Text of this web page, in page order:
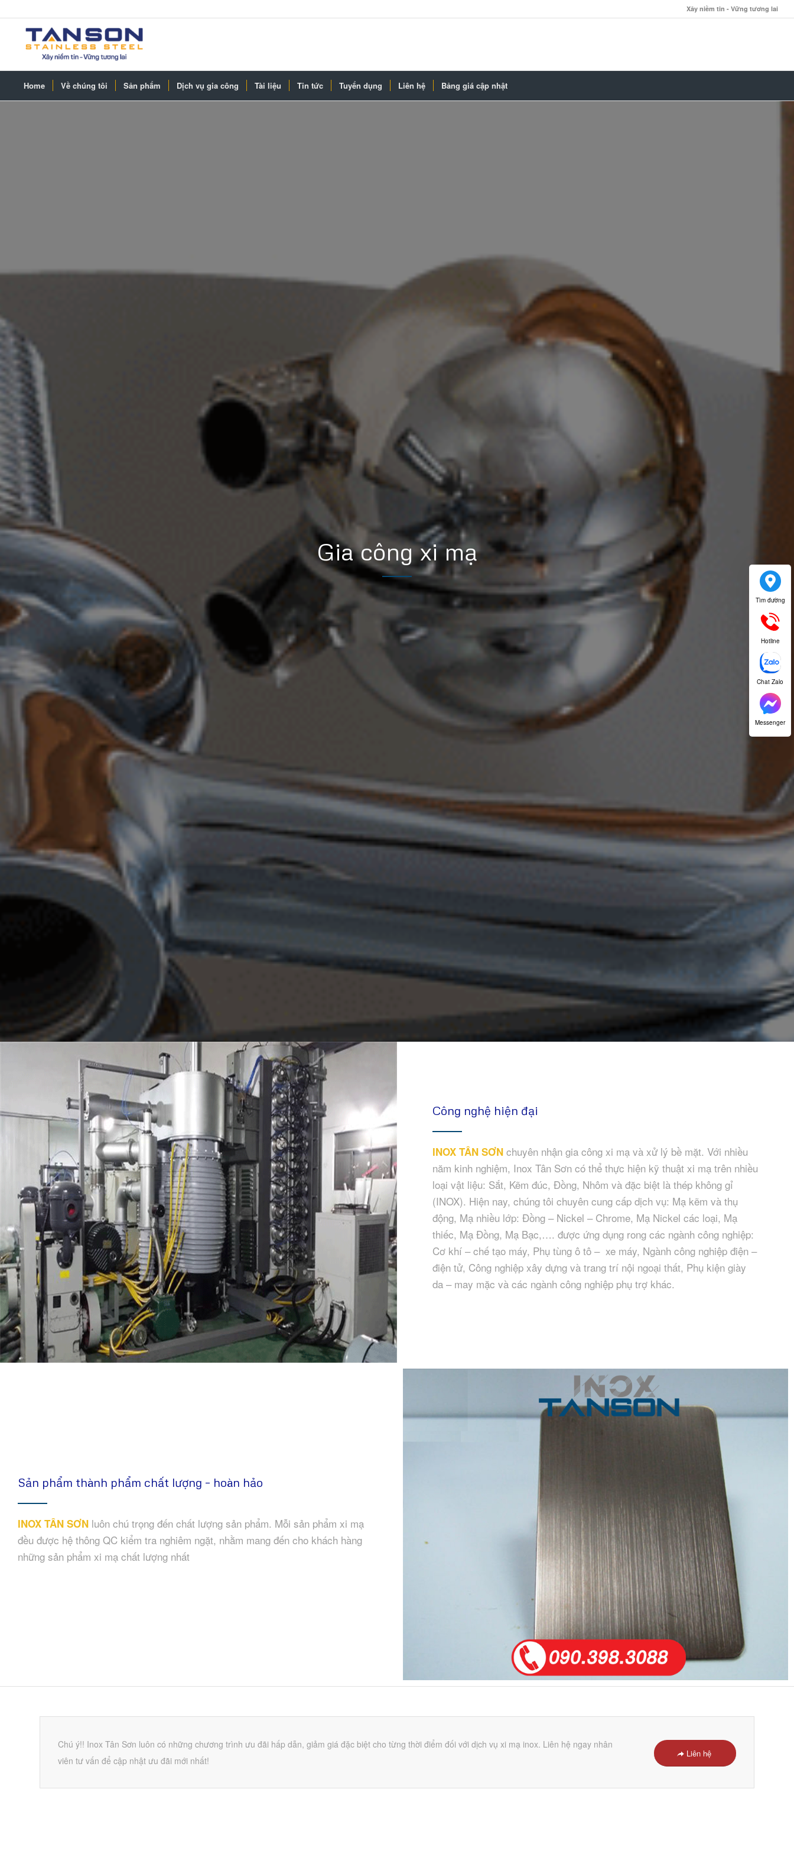
Xây niềm tin - Vững tương lai
Home Về chúng tôi Sản phẩm Dịch vụ gia công Tài liệu Tin tức Tuyển dụng Liên hệ Bảng giá cập nhật
Gia công xi mạ
Công nghệ hiện đại
INOX TÂN SƠN chuyên nhận gia công xi mạ và xử lý bề mặt. Với nhiều
năm kinh nghiệm, Inox Tân Sơn có thể thực hiện kỹ thuật xi mạ trên nhiều
loại vật liệu: Sắt, Kẽm đúc, Đồng, Nhôm và đặc biệt là thép không gỉ
(INOX). Hiện nay, chúng tôi chuyên cung cấp dịch vụ: Mạ kẽm và thụ
động, Mạ nhiều lớp: Đồng – Nickel – Chrome, Mạ Nickel các loại, Mạ
thiếc, Mạ Đồng, Mạ Bạc,…. được ứng dụng rong các ngành công nghiệp:
Cơ khí – chế tạo máy, Phụ tùng ô tô – xe máy, Ngành công nghiệp điện –
điện tử, Công nghiệp xây dựng và trang trí nội ngoại thất, Phụ kiện giày
da – may mặc và các ngành công nghiệp phụ trợ khác.
Sản phẩm thành phẩm chất lượng – hoàn hảo
INOX TÂN SƠN luôn chú trọng đến chất lượng sản phẩm. Mỗi sản phẩm xi mạ
đều được hệ thông QC kiểm tra nghiêm ngặt, nhằm mang đến cho khách hàng
những sản phẩm xi mạ chất lượng nhất
Chú ý!! Inox Tân Sơn luôn có những chương trình ưu đãi hấp dẫn, giảm giá đặc biệt cho từng thời điểm đối với dịch vụ xi mạ inox. Liên hệ ngay nhân
viên tư vấn để cập nhật ưu đãi mới nhất!
Liên hệ
Tìm đường
Hotline
Chat Zalo
Messenger